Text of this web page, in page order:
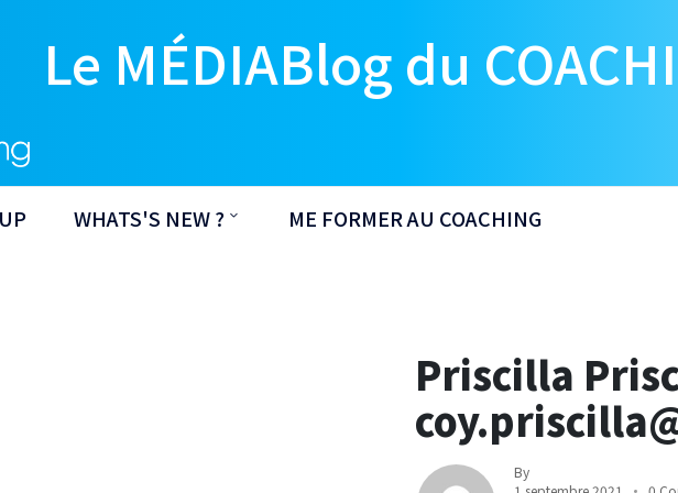
Le MÉDIABlog du
WHATS'S NEW ? ME FORMER AU COACHING
Priscilla
By